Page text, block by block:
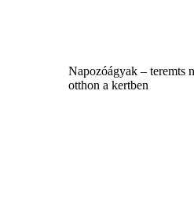
Napozóágyak – teremts
otthon a kertben